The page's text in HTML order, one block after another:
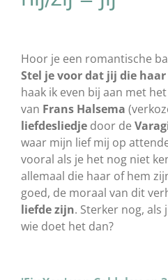
Hoor je een romantische
Stel je voor dat jij die
haak ik even bij aan met
van Frans Halsema
liefdesliedje door de
waar mijn lief mij op
vooral als je het nog niet
allemaal die haar of hem
goed, de moraal van dit
liefde zijn. Sterker nog, als
wie doet het dan?